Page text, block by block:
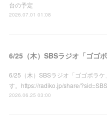
台の予定
2026.07.01 01:08
6/25（木）SBSラジオ「ゴゴ
6/25（木）SBSラジオ「ゴゴボラ
す。https://radiko.jp/share/
2026.06.25 03:00